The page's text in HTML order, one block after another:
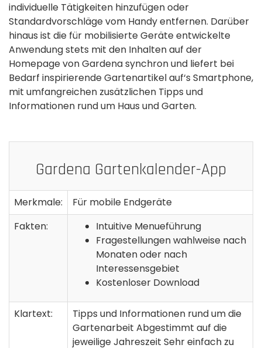
individuelle Tätigkeiten hinzufügen oder
Standardvorschläge vom Handy entfernen. Darüber
hinaus ist die für mobilisierte Geräte entwickelte
Anwendung stets mit den Inhalten auf der
Homepage von Gardena synchron und liefert bei
Bedarf inspirierende Gartenartikel auf‘s Smartphone,
mit umfangreichen zusätzlichen Tipps und
Informationen rund um Haus und Garten.
Gardena Gartenkalender-App
Merkmale:
Für mobile Endgeräte
Fakten:
Intuitive Menueführung
Fragestellungen wahlweise nach
Monaten oder nach
Interessensgebiet
Kostenloser Download
Klartext:
Tipps und Informationen rund um die
Gartenarbeit Abgestimmt auf die
jeweilige Jahreszeit Sehr einfach zu